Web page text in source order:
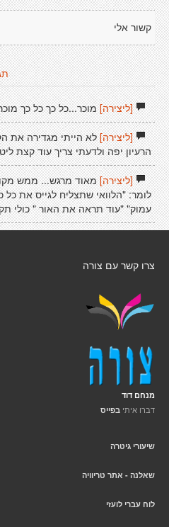
קשור אלי
[ליצירה]מוכר...כל כך כל כך
[ליצירה]לא הייתי מגדירה את
הרעיון יפה ולדעתי צריך עוד קצת
[ליצירה]מאוד מרגש... ממש
לומר: "הלוואי שתצליח לגייס את כל
עמוק" "עוד תראה את האור " כולי
צרו קשר עם צורה
מנחם דוד
דברו איתי בפייס
שיעורי גיטרה
שאלנה - אתר טריוויה
לוח עברי לועזי